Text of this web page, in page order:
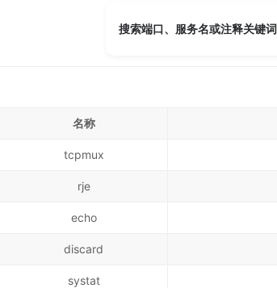
搜索端口、服务名或注释关键词
名称
tcpmux
rje
echo
discard
systat